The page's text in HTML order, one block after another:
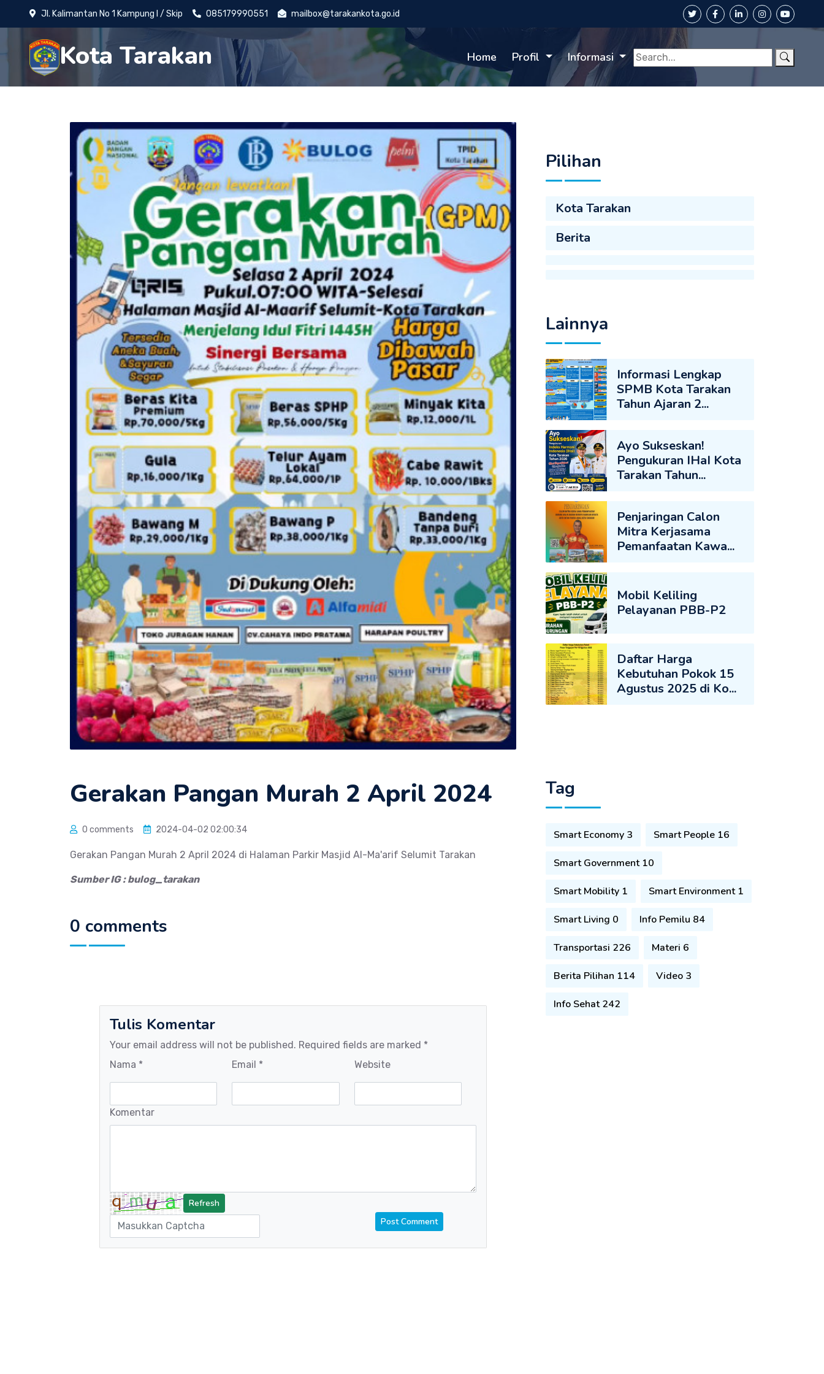
Jl. Kalimantan No 1 Kampung I / Skip 085179990551 mailbox@tarakankota.go.id
Kota Tarakan Home Profil Informasi
Gerakan Pangan Murah 2 April 2024
0 comments 2024-04-02 02:00:34
Gerakan Pangan Murah 2 April 2024 di Halaman Parkir Masjid Al-Ma'arif Selumit Tarakan
Sumber IG : bulog_tarakan
0 comments
Tulis Komentar
Your email address will not be published. Required fields are marked *
Nama *
Email * Website
Komentar
Refresh
Pilihan
Kota Tarakan
Berita
Lainnya
Informasi Lengkap
SPMB Kota Tarakan
Tahun Ajaran 2...
Ayo Sukseskan!
Pengukuran IHaI Kota
Tarakan Tahun...
Penjaringan Calon
Mitra Kerjasama
Pemanfaatan Kawa...
Mobil Keliling
Pelayanan PBB-P2
Daftar Harga
Kebutuhan Pokok 15
Agustus 2025 di Ko...
Tag
Smart Economy 3 Smart People 16
Smart Government 10
Smart Mobility 1 Smart Environment 1
Smart Living 0 Info Pemilu 84
Transportasi 226 Materi 6
Berita Pilihan 114 Video 3
Info Sehat 242